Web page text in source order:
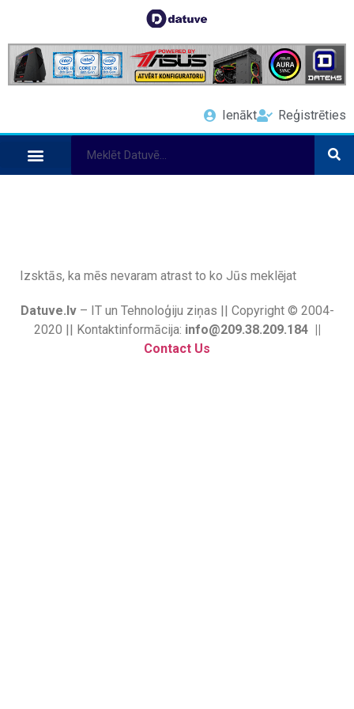
Ienākt Reģistrēties
Izsktās, ka mēs nevaram atrast to ko Jūs meklējat
Datuve.lv– IT un Tehnoloģiju ziņas || Copyright © 2004-
2020 || Kontaktinformācija: info@209.38.209.184 ||
Contact Us